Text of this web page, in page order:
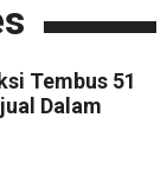
Tembus 51
Dalam